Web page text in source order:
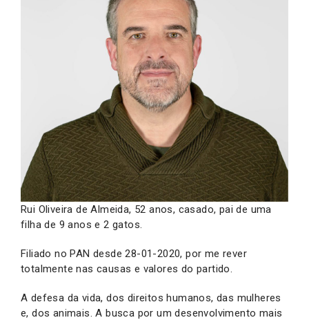
Rui Oliveira de Almeida, 52 anos, casado, pai de uma
filha de 9 anos e 2 gatos.
Filiado no PAN desde 28-01-2020, por me rever
totalmente nas causas e valores do partido.
A defesa da vida, dos direitos humanos, das mulheres
e, dos animais. A busca por um desenvolvimento mais